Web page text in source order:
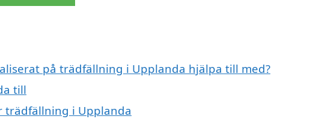
på trädfällning i Upplanda hjälpa till med?
till
trädfällning i Upplanda